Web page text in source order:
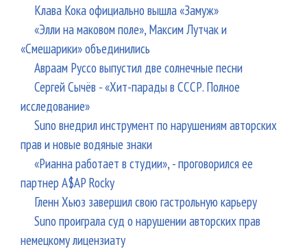
Клава Кока официально вышла «Замуж»
«Элли на маковом поле», Максим Лутчак и
«Смешарики» объединились
Авраам Руссо выпустил две солнечные песни
Сергей Сычёв - «Хит-парады в СССР. Полное
исследование»
Suno внедрил инструмент по нарушениям авторских
прав и новые водяные знаки
«Рианна работает в студии», - проговорился ее
партнер A$AP Rocky
Гленн Хьюз завершил свою гастрольную карьеру
Suno проиграла суд о нарушении авторских прав
немецкому лицензиату